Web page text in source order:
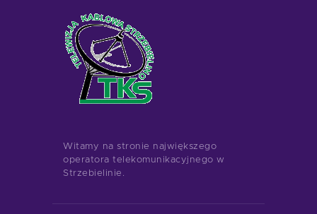
Witamy na stronie największego
operatora telekomunikacyjnego w
Strzebielinie.